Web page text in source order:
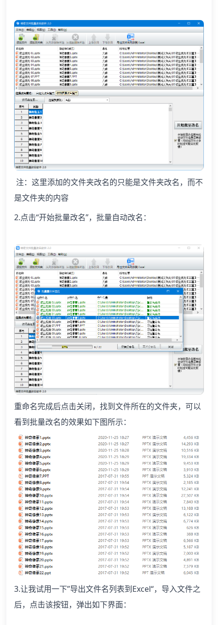
注：这里添加的文件夹改名的只能是文件夹改名，而不
是文件夹的内容
2.点击“开始批量改名”，批量自动改名：
重命名完成后点击关闭，找到文件所在的文件夹，可以
看到批量改名的效果如下图所示：
3.让我试用一下”导出文件名列表到Excel“，导入文件之
后，点击该按钮，弹出如下界面：